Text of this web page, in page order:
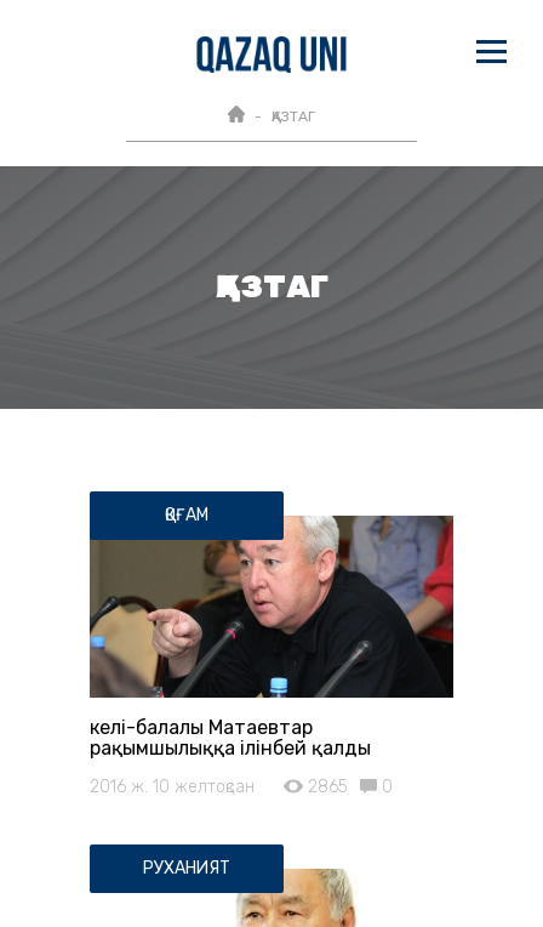
ҚАЗТАГ
ҚАЗТАГ
ҚОҒАМ
Әкелі-балалы Матаевтар
рақымшылыққа ілінбей қалды
2016 ж. 10 желтоқсан 2865 0
РУХАНИЯТ